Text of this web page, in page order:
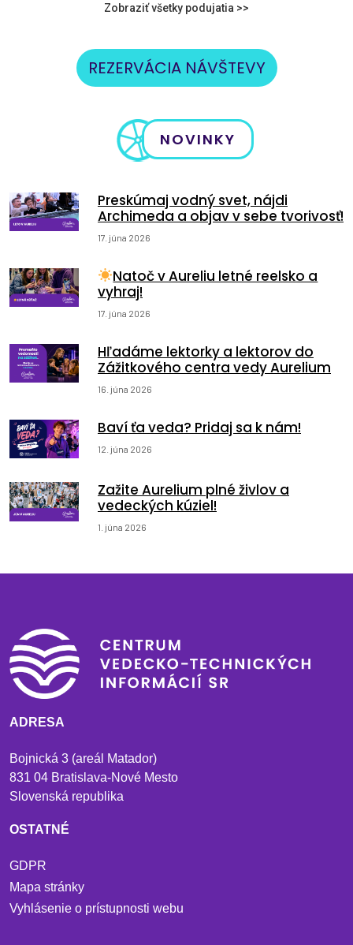
Zobraziť všetky podujatia >>
REZERVÁCIA NÁVŠTEVY
NOVINKY
Preskúmaj vodný svet, nájdi
Archimeda a objav v sebe tvorivosť!
17. júna 2026
Natoč v Aureliu letné reelsko a
vyhraj!
17. júna 2026
Hľadáme lektorky a lektorov do
Zážitkového centra vedy Aurelium
16. júna 2026
Baví ťa veda? Pridaj sa k nám!
12. júna 2026
Zažite Aurelium plné živlov a
vedeckých kúziel!
1. júna 2026
ADRESA
Bojnická 3 (areál Matador)
831 04 Bratislava-Nové Mesto
Slovenská republika
OSTATNÉ
GDPR
Mapa stránky
Vyhlásenie o prístupnosti webu